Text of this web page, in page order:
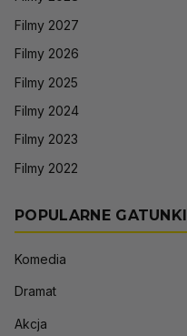
Filmy 2027
Filmy 2026
Filmy 2025
Filmy 2024
Filmy 2023
Filmy 2022
POPULARNE GATUNKI
Komedia
Dramat
Akcja